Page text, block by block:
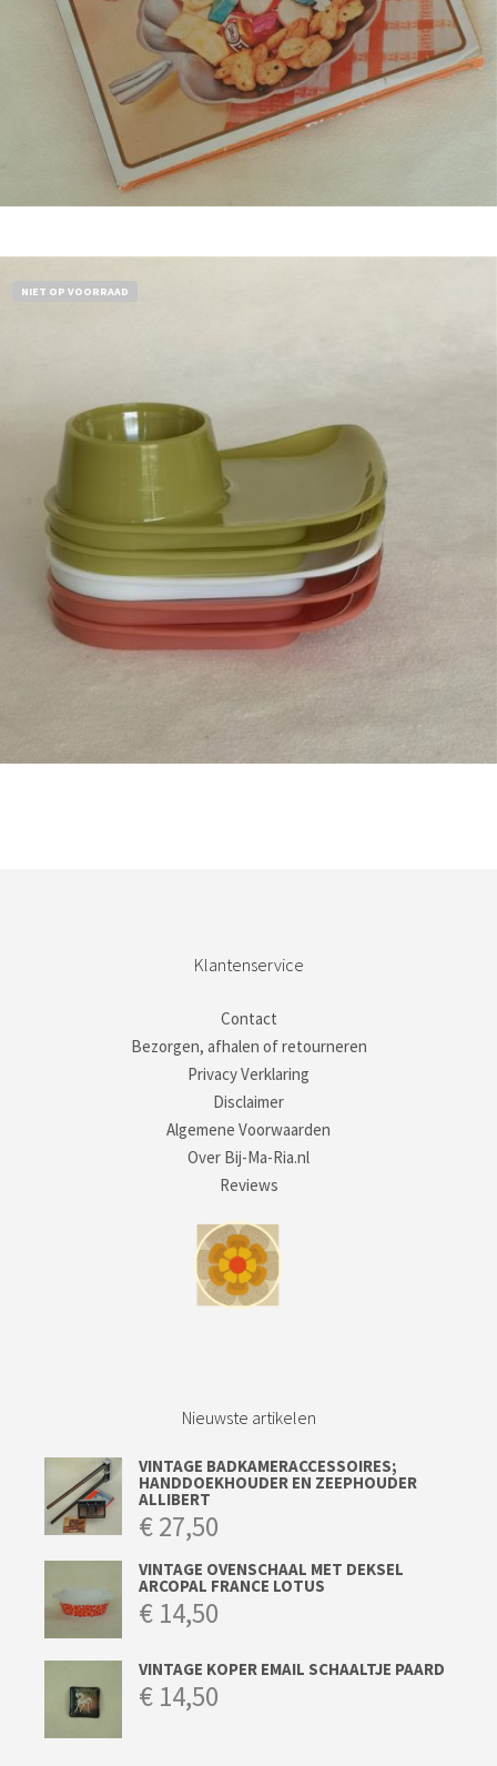
NIET OP VOORRAAD
Klantenservice
Contact
Bezorgen, afhalen of retourneren
Privacy Verklaring
Disclaimer
Algemene Voorwaarden
Over Bij-Ma-Ria.nl
Reviews
Nieuwste artikelen
VINTAGE BADKAMERACCESSOIRES;
HANDDOEKHOUDER EN ZEEPHOUDER
ALLIBERT
€27,50
VINTAGE OVENSCHAAL MET DEKSEL
ARCOPAL FRANCE LOTUS
€ 14,50
VINTAGE KOPER EMAIL SCHAALTJE PAARD
€ 14,50